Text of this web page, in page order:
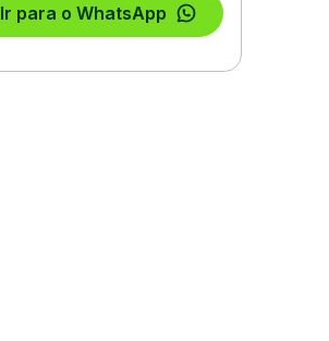
Ir para o WhatsApp